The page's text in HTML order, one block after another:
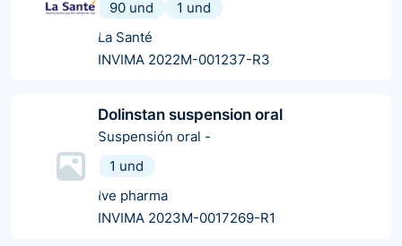
90 und
1 und
La Santé
INVIMA 2022M-001237-R3
Dolinstan suspension oral
Suspensión oral -
1 und
Ive pharma
INVIMA 2023M-0017269-R1